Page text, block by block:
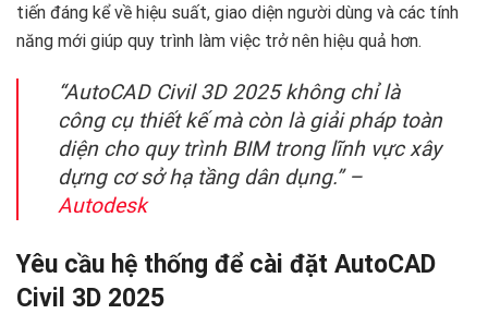
tiến đáng kể về hiệu suất, giao diện người dùng và các tính
năng mới giúp quy trình làm việc trở nên hiệu quả hơn.
“AutoCAD Civil 3D 2025 không chỉ là
công cụ thiết kế mà còn là giải pháp toàn
diện cho quy trình BIM trong lĩnh vực xây
dựng cơ sở hạ tầng dân dụng.” –
Autodesk
Yêu cầu hệ thống để cài đặt AutoCAD
Civil 3D 2025